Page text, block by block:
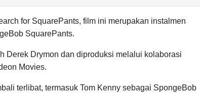
for SquarePants, film ini merupakan instalmen
SquarePants.
Derek Drymon dan diproduksi melalui kolaborasi
Movies.
terlibat, termasuk Tom Kenny sebagai SpongeBob